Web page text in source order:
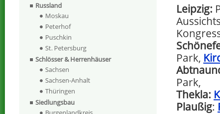
Leipzig:
Park,
Park,
Thekla:
Plaußig:
Russland
Moskau
Peterhof
Puschkin
St. Petersburg
Schlösser & Herrenhäuser
Sachsen
Sachsen-Anhalt
Thüringen
Siedlungsbau